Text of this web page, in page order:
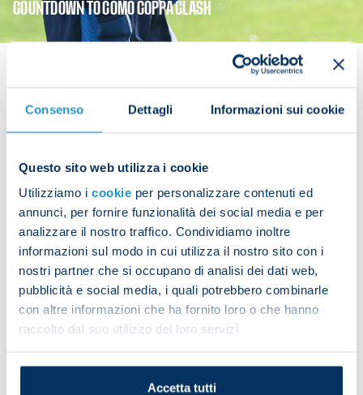
Consenso Dettagli Informazioni sui cookie
Questo sito web utilizza i cookie
Utilizziamo i cookie per personalizzare contenuti ed
annunci, per fornire funzionalità dei social media e per
analizzare il nostro traffico. Condividiamo inoltre
informazioni sul modo in cui utilizza il nostro sito con i
nostri partner che si occupano di analisi dei dati web,
pubblicità e social media, i quali potrebbero combinarle
con altre informazioni che ha fornito loro o che hanno
raccolto dal suo utilizzo dei loro servizi.
Accetta tutti
COUNTDOWN TO COMO COPPA CLASH
against Como.
The team followed some warm-up work with drills
on technique and tactics ahead of Tuesday's
encounter at the Maradona.
Share the article with your friends and support the
team